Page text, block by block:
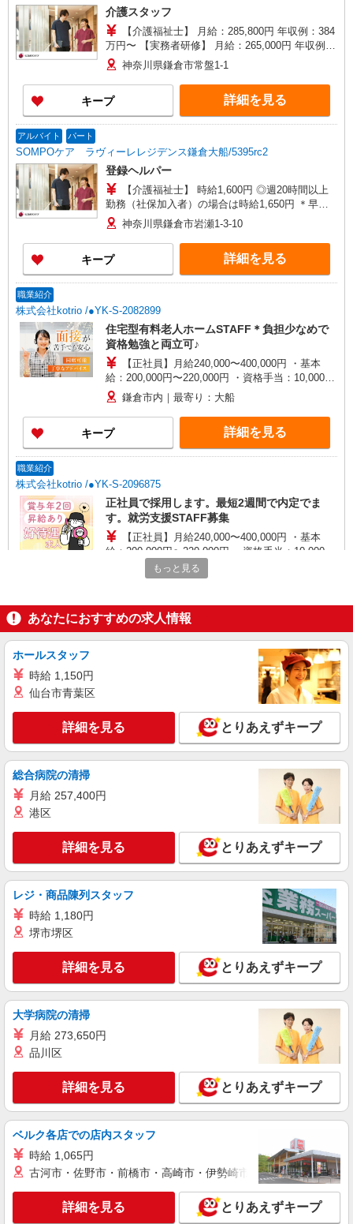
介護スタッフ
【介護福祉士】 月給：285,800円 年収例：384
万円〜 【実務者研修】 月給：265,000円 年収例：
358万円〜 【初任者研修・無資格】 月給：
259,200円 年収例：350万円〜 ※職務手当、働き
がい向上手当、日祝手当（月平均2回分）、夜勤手
当（月平均5回分）等、毎月平均的に支払われる手
当を含みます。 ※介護福祉士のみ、特別職務手当
分〜） ◎賞与 基本給2.08ヶ月分/年支給
神奈川県鎌倉市常盤1-1
キープ 詳細を見る
アルバイト パート
SOMPOケア ラヴィーレレジデンス鎌倉大船/5395rc2
登録ヘルパー
【介護福祉士】 時給1,600円 ◎週20時間以上
勤務（社保加入者）の場合は時給1,650円 ＊早朝
夜間（〜8:00、18:00〜）：時給2,000円〜 ＊日曜
祝日：時給1,900円〜 【実務者研修・初任者研修
（ヘルパー1級・2級）】 時給1,520円 ◎週20時間
以上勤務（社保加入者）の場合は時給1,570円 ＊
早朝夜間（〜8:00、18:00〜）：時給1,900円〜 ＊
が同時給 ◎キャンセル手当：職務時給の60％支給
神奈川県鎌倉市岩瀬1-3-10
キープ 詳細を見る
職業紹介
株式会社kotrio /●YK-S-2082899
住宅型有料老人ホームSTAFF＊負担少なめで
資格勉強と両立可♪
【正社員】月給240,000〜400,000円 ・基本
給：200,000円〜220,000円 ・資格手当：10,000〜
30,000円 ・役職手当：10,000〜70,000円 ・処遇改
善手当：20,000〜60,000円（勤続年数、保有資格
により変動） ・固定残業手当：20,000円（10時
間） ※固定残業時間を超過する場合には超過勤務
手当として別途支給 ・夜勤手当：10,000円/1回
歓迎 ・認知症介護基礎研修 ・初任者研修 ・実務
者研修 ・介護福祉士 など
鎌倉市内｜最寄り：大船
キープ 詳細を見る
職業紹介
株式会社kotrio /●YK-S-2096875
正社員で採用します。最短2週間で内定でま
す。就労支援STAFF募集
【正社員】月給240,000〜400,000円 ・基本
給：200,000円〜220,000円 ・資格手当：10,000〜
30,000円 ・役職手当：10,000〜70,000円 ・処遇改
善手当：20,000〜60,000円（勤続年数、保有資格
間） ※固定残業時間を超過する場合には超過勤務
手当として別途支給 ・夜勤手当：10,000円/1回
歓迎 ・認知症介護基礎研修 ・初任者研修 ・実務
神奈川県鎌倉市
キープ 詳細を見る
職業紹介
株式会社kotrio /●YK-S-2083253
住宅型有料老人ホームSTAFF＊負担少なめで
【正社員】月給240,000〜400,000円 ・基本
給：200,000円〜220,000円 ・資格手当：10,000〜
30,000円 ・役職手当：10,000〜70,000円 ・処遇改
善手当：20,000〜60,000円（勤続年数、保有資格
により変動） ・固定残業手当：20,000円（10時
間） ※固定残業時間を超過する場合には超過勤務
手当として別途支給 ・夜勤手当：10,000円/1回
歓迎 ・認知症介護基礎研修 ・初任者研修 ・実務
者研修 ・介護福祉士 など
鎌倉市内
キープ 詳細を見る
派遣社員
（株）ウィルオブ・ワークCW 藤沢支店/ms140301
高齢者向け住宅staff
時給1900円 ◆前払い・日払い・週払いOK
神奈川県鎌倉市
詳細を見る
株式会社kotrio /●YK-S-2021865
≪運転好きの方歓迎≫未経験でも活躍できる！
時給1550円〜2312円 ＜交通費全支給(ガソリ
詳細を見る
派遣社員
株式会社kotrio /●YK-H-1818362
シニア向けマンションで見守り・食事配膳など
時給1600円〜2250円 ＜日払い有/週払い有/交
通費全支給(ガソリン代含む)＞
もっと見る
あなたにおすすめの求人情報
ホールスタッフ
時給 1,150円
仙台市青葉区
詳細を見る とりあえずキープ
総合病院の清掃
月給 257,400円
港区
詳細を見る とりあえずキープ
レジ・商品陳列スタッフ
時給 1,180円
堺市堺区
詳細を見る とりあえずキープ
大学病院の清掃
月給 273,650円
品川区
詳細を見る とりあえずキープ
ベルク各店での店内スタッフ
時給 1,065円
古河市・佐野市・前橋市・高崎市・伊勢崎市・太田市・館林市
詳細を見る とりあえずキープ